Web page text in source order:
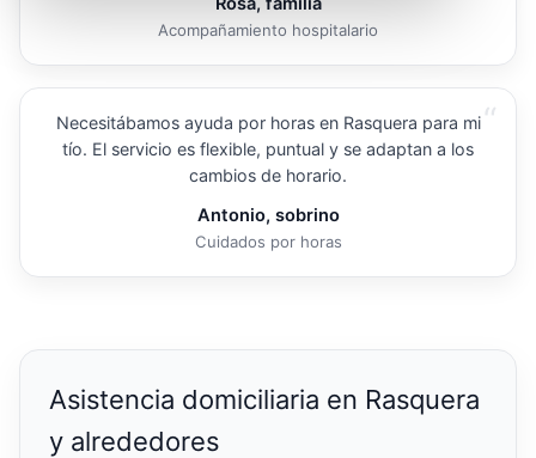
Acompañamiento hospitalario
“
Necesitábamos ayuda por horas en Rasquera para mi
tío. El servicio es flexible, puntual y se adaptan a los
cambios de horario.
Antonio, sobrino
Cuidados por horas
Asistencia domiciliaria en Rasquera
y alrededores